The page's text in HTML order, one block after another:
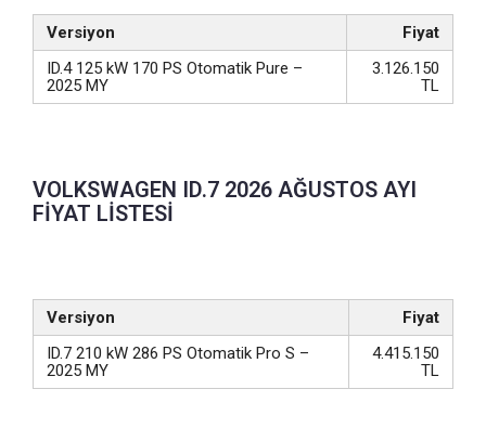
Versiyon
Fiyat
ID.4 125 kW 170 PS Otomatik Pure –
2025 MY
3.126.150
TL
VOLKSWAGEN ID.7 2026 AĞUSTOS AYI
FİYAT LİSTESİ
Versiyon
Fiyat
ID.7 210 kW 286 PS Otomatik Pro S –
2025 MY
4.415.150
TL